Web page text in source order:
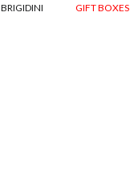
BRIGIDINI GIFT BOXES